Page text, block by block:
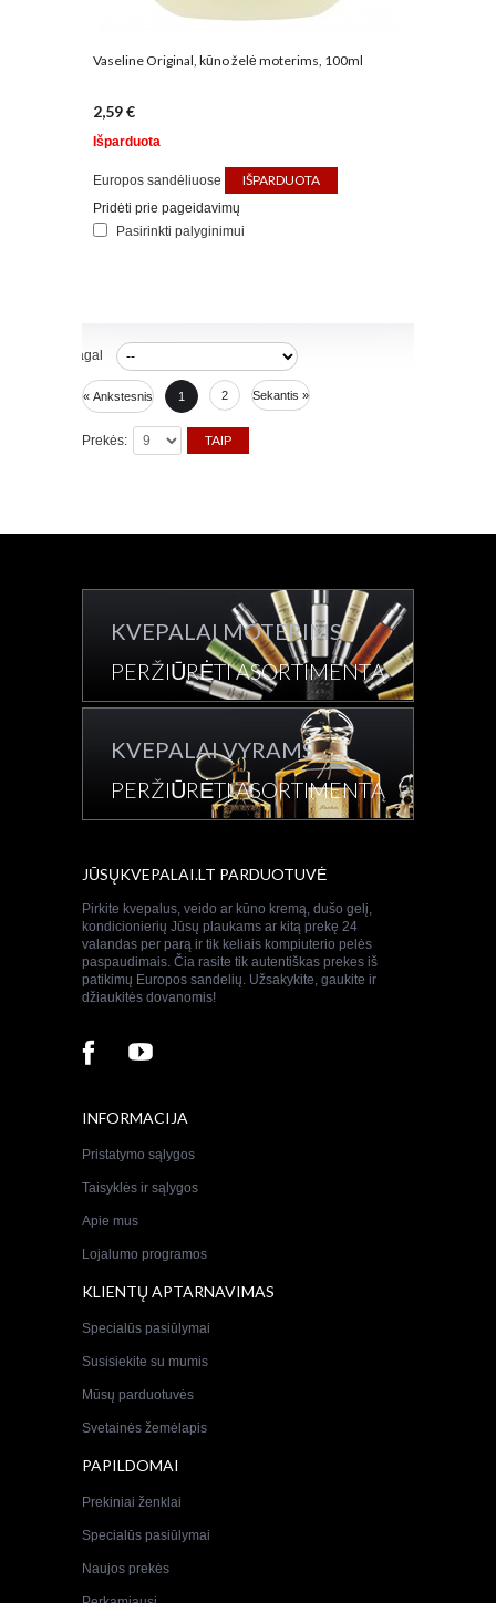
Vaseline Original, kūno želė moterims, 100ml
2,59 €
Išparduota
Europos sandėliuose IŠPARDUOTA
Pridėti prie pageidavimų
Pasirinkti palyginimui
Rūšiuoti pagal
« Ankstesnis 1 2 Sekantis »
Prekės:
KVEPALAI MOTERIMS
PERŽIŪRĖTI ASORTIMENTĄ
KVEPALAI VYRAMS
PERŽIŪRĖTI ASORTIMENTĄ
JŪSŲKVEPALAI.LT PARDUOTUVĖ
Pirkite kvepalus, veido ar kūno kremą, dušo gelį,
kondicionierių Jūsų plaukams ar kitą prekę 24
valandas per parą ir tik keliais kompiuterio pelės
paspaudimais. Čia rasite tik autentiškas prekes iš
patikimų Europos sandelių. Užsakykite, gaukite ir
džiaukitės dovanomis!
INFORMACIJA
Pristatymo sąlygos
Taisyklės ir sąlygos
Apie mus
Lojalumo programos
KLIENTŲ APTARNAVIMAS
Specialūs pasiūlymai
Susisiekite su mumis
Mūsų parduotuvės
Svetainės žemėlapis
PAPILDOMAI
Prekiniai ženklai
Specialūs pasiūlymai
Naujos prekės